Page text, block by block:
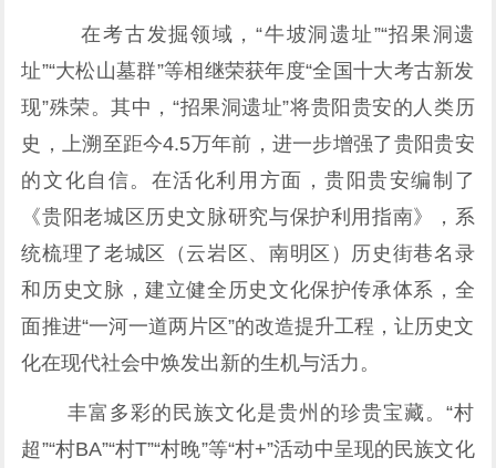
在考古发掘领域，“牛坡洞遗址”“招果洞遗
址”“大松山墓群”等相继荣获年度“全国十大考古新发
现”殊荣。其中，“招果洞遗址”将贵阳贵安的人类历
史，上溯至距今4.5万年前，进一步增强了贵阳贵安
的文化自信。在活化利用方面，贵阳贵安编制了
《贵阳老城区历史文脉研究与保护利用指南》，系
统梳理了老城区（云岩区、南明区）历史街巷名录
和历史文脉，建立健全历史文化保护传承体系，全
面推进“一河一道两片区”的改造提升工程，让历史文
化在现代社会中焕发出新的生机与活力。
丰富多彩的民族文化是贵州的珍贵宝藏。“村
超”“村BA”“村T”“村晚”等“村+”活动中呈现的民族文化